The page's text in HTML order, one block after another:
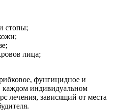
стопы;
лица;
фунгицидное и
каждом индивидуальном
лечения, зависящий от места